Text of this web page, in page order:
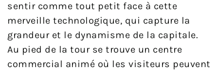
sentir comme tout petit face à cette
merveille technologique, qui capture la
grandeur et le dynamisme de la capitale.
Au pied de la tour se trouve un centre
commercial animé où les visiteurs peuvent